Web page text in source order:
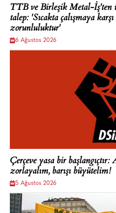
TTB ve Birleşik Metal-
talep: 'Sıcakta çalışmaya
zorunluluktur'
6 Ağustos 2026
Çerçeve yasa bir
zorlayalım, barışı büyütelim!
5 Ağustos 2026